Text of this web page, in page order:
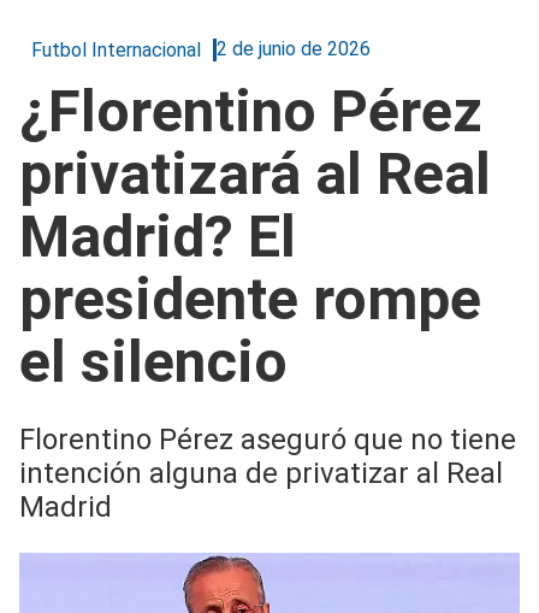
Futbol Internacional 2 de junio de 2026
¿Florentino Pérez
privatizará al Real
Madrid? El
presidente rompe
el silencio
Florentino Pérez aseguró que no tiene
intención alguna de privatizar al Real
Madrid